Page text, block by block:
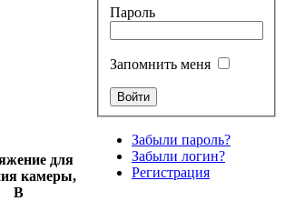
для
камеры,
В
Пароль
Запомнить меня
Забыли пароль?
Забыли логин?
Регистрация